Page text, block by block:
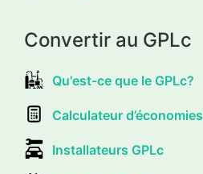
Convertir au GPLc
Qu'est-ce que le GPLc?
Calculateur d’économies
Installateurs GPLc